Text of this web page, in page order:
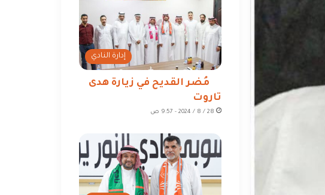
إدارة النادي
مُضر القديح في زيارة هدى
تاروت
28 / 8 / 2024 - 9:57 ص